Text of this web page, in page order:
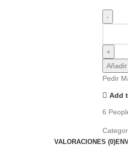
Pedir
Add
6
VALORACIONES (0)